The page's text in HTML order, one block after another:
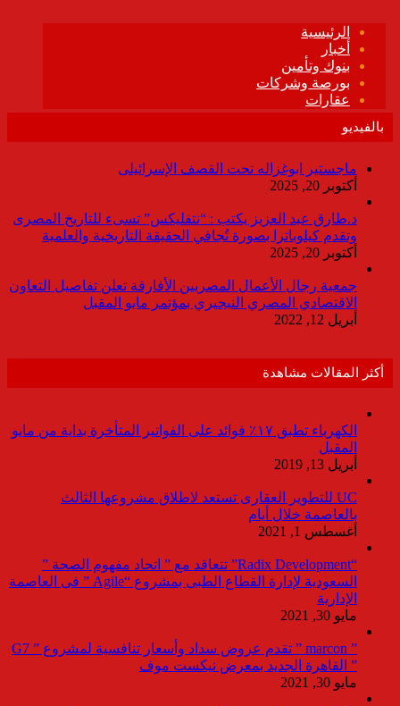
بالفيديو
ماجستير ابوغزاله تحت القصف الإسرائيلى
أكتوبر 20, 2025
د.طارق عبد العزيز يكتب : “نتفليكس” تسىء للتاريخ المصرى
وتقدم كيلوباترا بصورة تُجافي الحقيقة التاريخية والعلمية
أكتوبر 20, 2025
جمعية رجال الأعمال المصريين الأفارقة تعلن تفاصيل التعاون
الاقتصادي المصري النيجيري بمؤتمر مايو المقبل
أبريل 12, 2022
أكثر المقالات مشاهدة
الكهرباء تطبق ١٧٪ فوائد على الفواتير المتأخرة بداية من مايو
المقبل
أبريل 13, 2019
UC للتطوير العقارى تستعد لاطلاق مشروعها الثالث
بالعاصمة خلال أيام
أغسطس 1, 2021
“Radix Development” تتعاقد مع ” اتحاد مفهوم الصحة ”
السعودية لإدارة القطاع الطبى بمشروع “Agile ” فى العاصمة
الإدارية
مايو 30, 2021
” marcon ” تقدم عروض سداد وأسعار تنافسية لمشروع ” G7
” القاهرة الجديد بمعرض نيكست موف
مايو 30, 2021